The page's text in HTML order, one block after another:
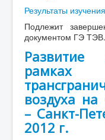
Результаты
Подлежит
документом ГЭ ТЭВ.
Развитие
воздуха на
– Санкт-
2012 г.